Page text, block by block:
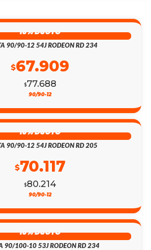
13% DSCTO
90/90-12 54J RODEON RD 234
$77.688
$67.909
90/90-12
13% DSCTO
90/90-12 54J RODEON RD 205
$80.214
$70.117
90/90-12
13% DSCTO
90/100-10 53J RODEON RD 234